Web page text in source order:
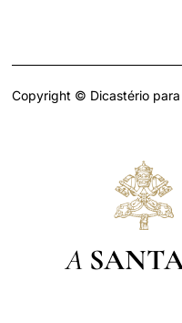
Copyright © Dicastério para
A